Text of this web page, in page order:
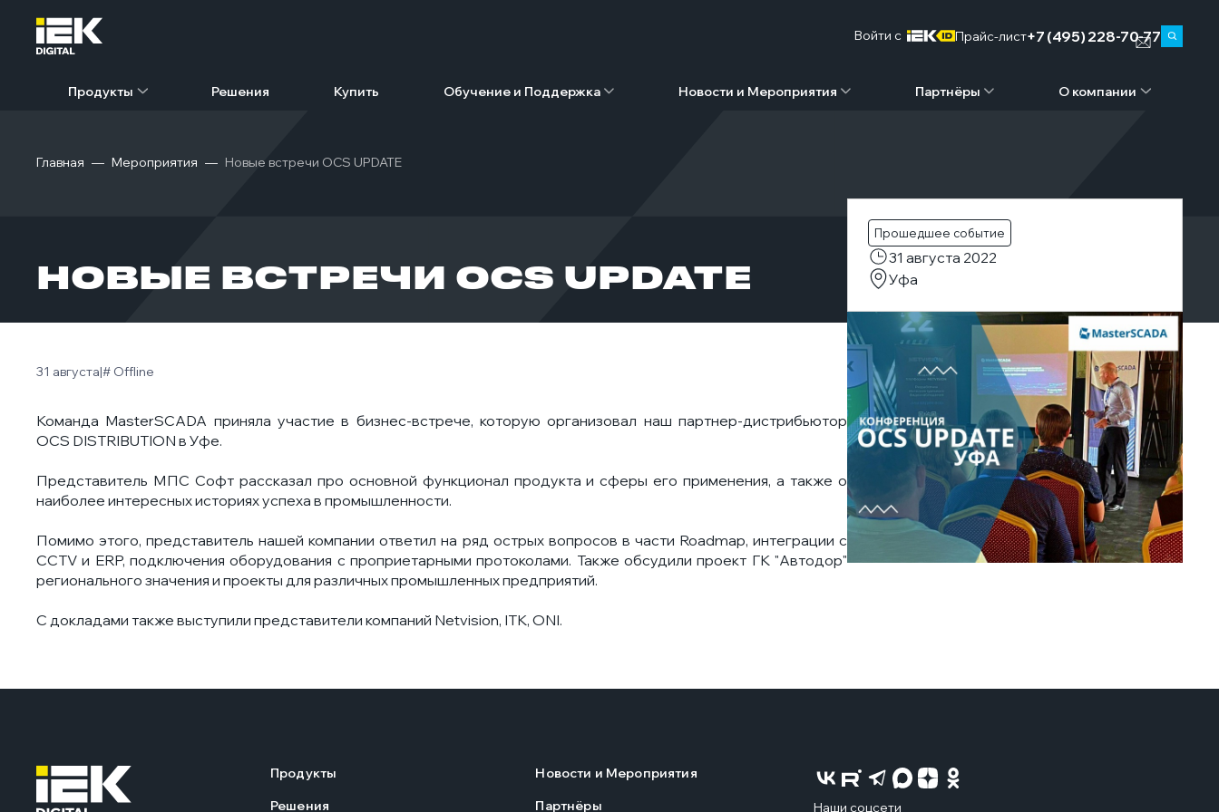
Войти c Прайс-лист+7 (495) 228-70-77
Продукты Решения Купить Обучение и Поддержка Новости и Мероприятия Партнёры О компании
Главная Мероприятия Новые встречи OCS UPDATE
НОВЫЕ ВСТРЕЧИ OCS UPDATE
31 августа|# Offline
Команда MasterSCADA приняла участие в бизнес-встрече, которую организовал наш партнер-дистрибьютор
OCS DISTRIBUTION в Уфе.
Представитель МПС Софт рассказал про основной функционал продукта и сферы его применения, а также о
наиболее интересных историях успеха в промышленности.
Помимо этого, представитель нашей компании ответил на ряд острых вопросов в части Roadmap, интеграции с
CCTV и ERP, подключения оборудования с проприетарными протоколами. Также обсудили проект ГК "Автодор"
регионального значения и проекты для различных промышленных предприятий.
С докладами также выступили представители компаний Netvision, ITK, ONI.
Прошедшее событие
31 августа 2022
Уфа
Продукты
Решения
Новости и Мероприятия
Партнёры
Наши соцсети